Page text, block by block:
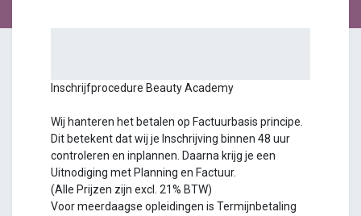
Inschrijfprocedure Beauty Academy
Wij hanteren het betalen op Factuurbasis principe.
Dit betekent dat wij je Inschrijving binnen 48 uur
controleren en inplannen. Daarna krijg je een
Uitnodiging met Planning en Factuur.
(Alle Prijzen zijn excl. 21% BTW)
Voor meerdaagse opleidingen is Termijnbetaling